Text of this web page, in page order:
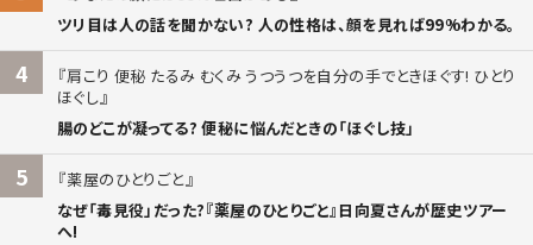
ツリ目は人の話を聞かない? 人の性格は、顔を見れば99%わかる。
4
肩こり 便秘 たるみ むくみ うつうつを自分の手でときほぐす! ひとり
ほぐし
腸のどこが凝ってる? 便秘に悩んだときの「ほぐし技」
5
薬屋のひとりごと
なぜ「毒見役」だった?『薬屋のひとりごと』日向夏さんが歴史ツアー
へ!